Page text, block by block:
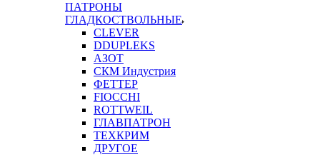
ПАТРОНЫ
ГЛАДКОСТВОЛЬНЫЕ
CLEVER
DDUPLEKS
АЗОТ
СКМ Индустрия
ФЕТТЕР
FIOCCHI
ROTTWEIL
ГЛАВПАТРОН
ТЕХКРИМ
ДРУГОЕ